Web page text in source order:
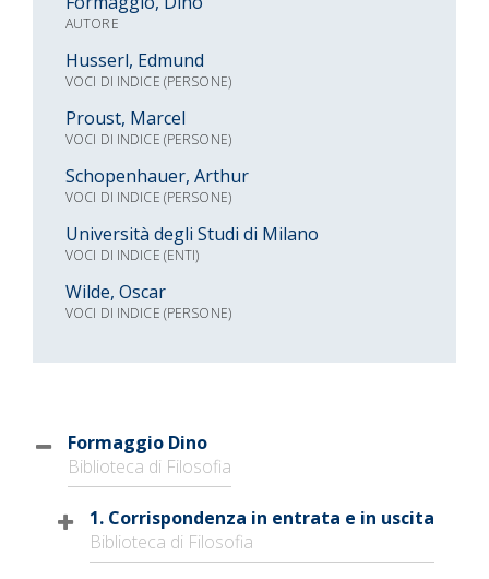
AUTORE
Husserl, Edmund
VOCI DI INDICE (PERSONE)
Proust, Marcel
VOCI DI INDICE (PERSONE)
Schopenhauer, Arthur
VOCI DI INDICE (PERSONE)
Università degli Studi di Milano
VOCI DI INDICE (ENTI)
Wilde, Oscar
VOCI DI INDICE (PERSONE)
Formaggio Dino
Biblioteca di Filosofia
1. Corrispondenza in entrata e in uscita
Biblioteca di Filosofia